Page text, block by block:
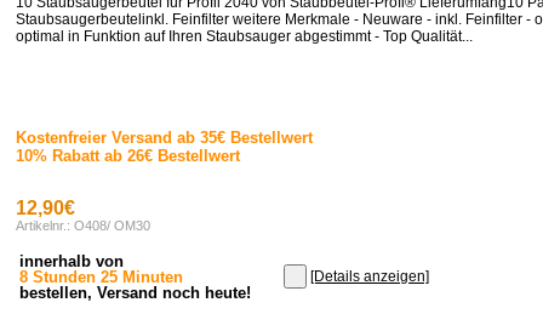
Staubsaugerbeutelinkl. Feinfilter weitere Merkmale - Neuware - inkl. Feinfilter -
optimal in Funktion auf Ihren Staubsauger abgestimmt - Top Qualität...
Kostenfreier Versand ab 35€ Bestellwert
10% Rabatt ab 26€ Bestellwert
12,90€
Artikelnr.: O408/ OM30
innerhalb von
8 Stunden 25 Minuten
bestellen, Versand noch heute!
[Details anzeigen]